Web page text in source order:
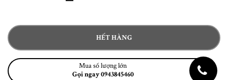
HẾT HÀNG
Mua số lượng lớn
Gọi ngay 0943845460